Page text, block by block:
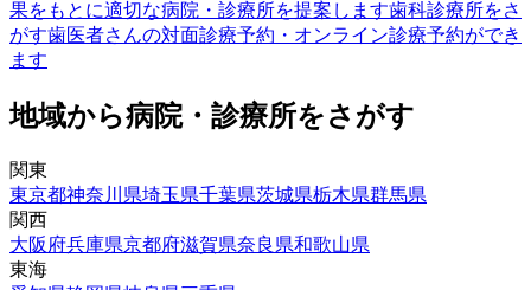
果をもとに適切な病院・診療所を提案します歯科診療所をさ
がす歯医者さんの対面診療予約・オンライン診療予約ができ
ます
地域から病院・診療所をさがす
関東
東京都神奈川県埼玉県千葉県茨城県栃木県群馬県
関西
大阪府兵庫県京都府滋賀県奈良県和歌山県
東海